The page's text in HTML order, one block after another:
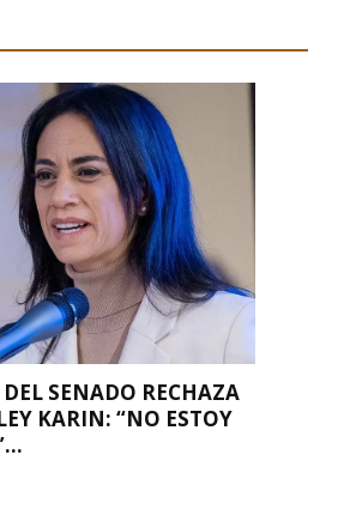
SENADO RECHAZA
KARIN: “NO ESTOY